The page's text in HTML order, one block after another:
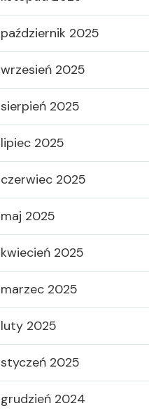
październik 2025
wrzesień 2025
sierpień 2025
lipiec 2025
czerwiec 2025
maj 2025
kwiecień 2025
marzec 2025
luty 2025
styczeń 2025
grudzień 2024